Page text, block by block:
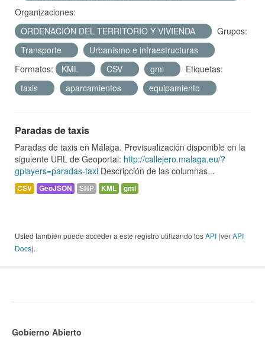
Organizaciones:
ORDENACIÓN DEL TERRITORIO Y VIVIENDA
Grupos:
Transporte
Urbanismo e infraestructuras
Formatos:
KML CSV gml
Etiquetas:
taxis
aparcamientos equipamiento
Paradas de taxis
Paradas de taxis en Málaga. Previsualización disponible en la
siguiente URL de Geoportal: http://callejero.malaga.eu/?
gplayers=paradas-taxi Descripción de las columnas...
CSV GeoJSON SHP KML gml
Usted también puede acceder a este registro utilizando losAPI (verAPI
Docs).
Gobierno Abierto